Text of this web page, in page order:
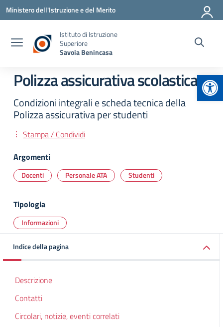
Vai ai contenuti
Vai al menu di navigazione
Vai al footer
Ministero dell'Istruzione e del Merito
Istituto di Istruzione
Superiore
Savoia Benincasa
Polizza assicurativa scolastica
Condizioni integrali e scheda tecnica della
Polizza assicurativa per studenti
Stampa / Condividi
Argomenti
Docenti Personale ATA Studenti
Tipologia
Informazioni
Indice della pagina
Descrizione
Contatti
Circolari, notizie, eventi correlati